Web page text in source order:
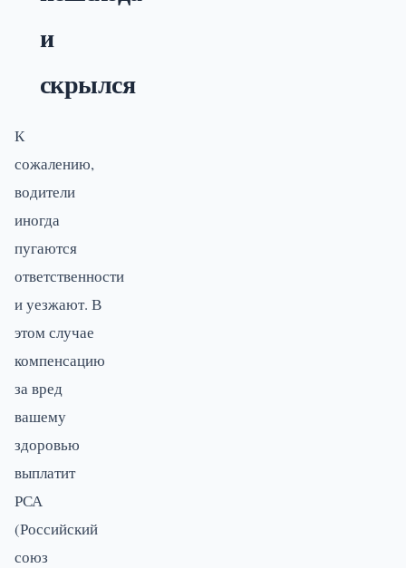
и
скрылся
К
сожалению,
водители
иногда
пугаются
ответственности
и уезжают. В
этом случае
компенсацию
за вред
вашему
здоровью
выплатит
РСА
(Российский
союз